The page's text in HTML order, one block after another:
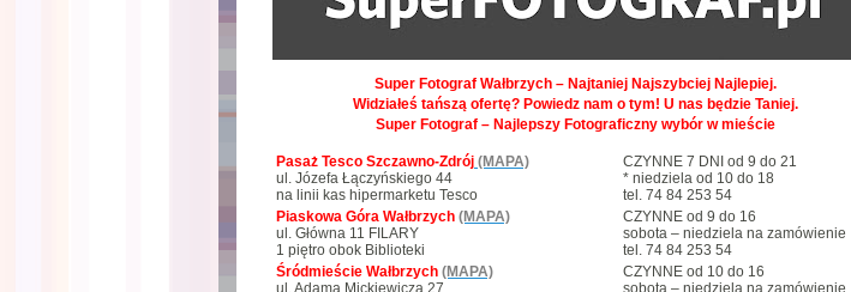
Super Fotograf Wałbrzych – Najtaniej Najszybciej Najlepiej.
Widziałeś tańszą ofertę? Powiedz nam o tym! U nas będzie Taniej.
Super Fotograf – Najlepszy Fotograficzny wybór w mieście
Pasaż Tesco Szczawno-Zdrój (MAPA)
ul. Józefa Łączyńskiego 44
na linii kas hipermarketu Tesco
CZYNNE 7 DNI od 9 do 21
* niedziela od 10 do 18
tel. 74 84 253 54
Piaskowa Góra Wałbrzych (MAPA)
ul. Główna 11 FILARY
1 piętro obok Biblioteki
CZYNNE od 9 do 16
sobota – niedziela na zamówienie
tel. 74 84 253 54
Śródmieście Wałbrzych (MAPA)
CZYNNE od 10 do 16